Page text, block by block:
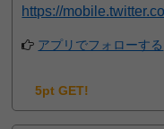
https://
アプリでフォローする
5pt GET!